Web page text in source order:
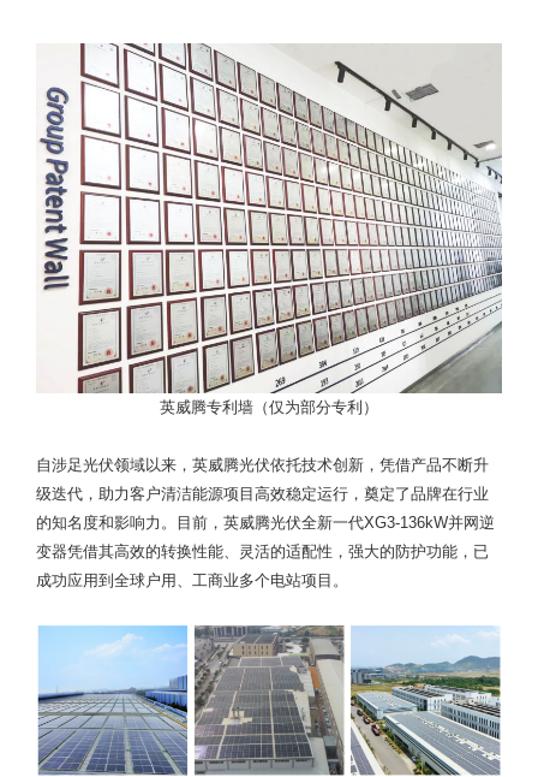
英威腾专利墙（仅为部分专利）
自涉足光伏领域以来，英威腾光伏依托技术创新，凭借产品不断升
级迭代，助力客户清洁能源项目高效稳定运行，奠定了品牌在行业
的知名度和影响力。目前，英威腾光伏全新一代XG3-136kW并网逆
变器凭借其高效的转换性能、灵活的适配性，强大的防护功能，已
成功应用到全球户用、工商业多个电站项目。